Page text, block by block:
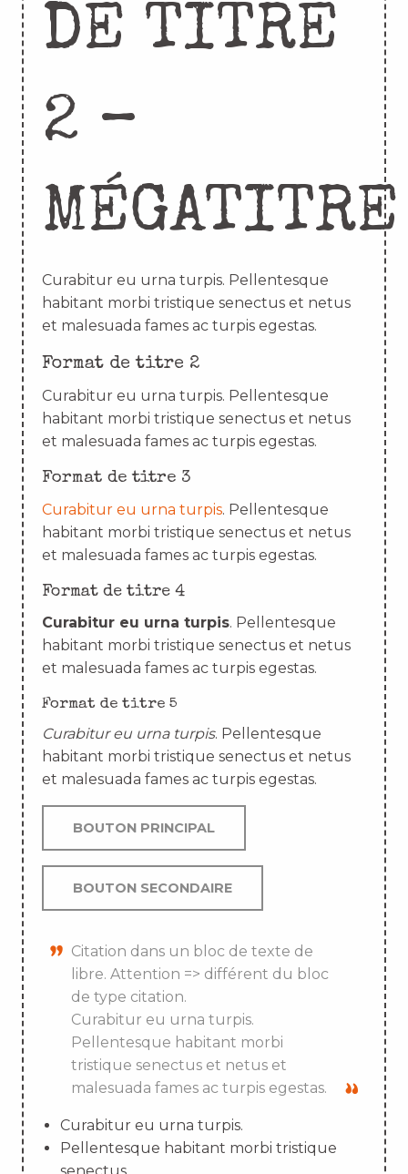
DE TITRE
2 –
MÉGATITRE
Curabitur eu urna turpis. Pellentesque
habitant morbi tristique senectus et netus
et malesuada fames ac turpis egestas.
Format de titre 2
Curabitur eu urna turpis. Pellentesque
habitant morbi tristique senectus et netus
et malesuada fames ac turpis egestas.
Format de titre 3
Curabitur eu urna turpis. Pellentesque
habitant morbi tristique senectus et netus
et malesuada fames ac turpis egestas.
Format de titre 4
Curabitur eu urna turpis. Pellentesque
habitant morbi tristique senectus et netus
et malesuada fames ac turpis egestas.
Format de titre 5
Curabitur eu urna turpis. Pellentesque
habitant morbi tristique senectus et netus
et malesuada fames ac turpis egestas.
BOUTON PRINCIPAL
BOUTON SECONDAIRE
Citation dans un bloc de texte de
libre. Attention => différent du bloc
de type citation.
Curabitur eu urna turpis.
Pellentesque habitant morbi
tristique senectus et netus et
malesuada fames ac turpis egestas.
Curabitur eu urna turpis.
Pellentesque habitant morbi tristique